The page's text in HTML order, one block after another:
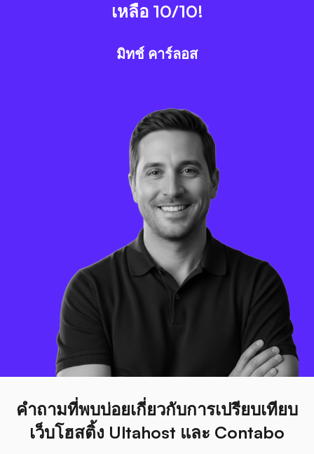
เหลือ 10/10!
มิทช์ คาร์ลอส
คำถามที่พบบ่อยเกี่ยวกับการเปรียบเทียบ
เว็บโฮสติ้ง Ultahost และ Contabo